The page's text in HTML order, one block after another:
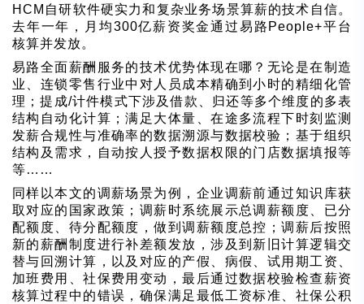
HCM自研软件硬实力和复杂业务场景算薪的技术自信。
去年一年，月均300亿薪资奖金通过易路People+平台
核算并发放。
易路全面薪酬服务的技术优势体现在哪？无论是在制造
业、连锁零售行业中对人员成本精确到小时的精细化管
理；提成/计件模式下涉及借款、归还等多个维度的多表
结构自动化计算；满足大体量、在途多流程下时刻监测
发薪合规性与准确率的数据溯源与数据校验；基于组织
结构及需求，自动按人授予数据权限的门店数据填报等
等……
同样以本文的调薪场景为例，企业调薪前通过知识库获
取对应的国家政策；调薪时系统展示总调薪额度、已分
配额度、待分配额度，做到调薪额度总控；调薪后按照
新的薪酬制度进行补差额发放，涉及到新旧计算逻辑交
替与回溯计算，以及对应的产假、病假、试用期工资、
加班费用、社保费用变动，最后通过数据校验检查薪资
核算过程中的错误，确保满足最低工资标准、社保公积